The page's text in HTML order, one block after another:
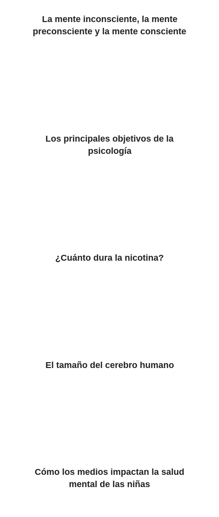
La mente inconsciente, la mente
preconsciente y la mente consciente
Los principales objetivos de la
psicología
¿Cuánto dura la nicotina?
El tamaño del cerebro humano
Cómo los medios impactan la salud
mental de las niñas